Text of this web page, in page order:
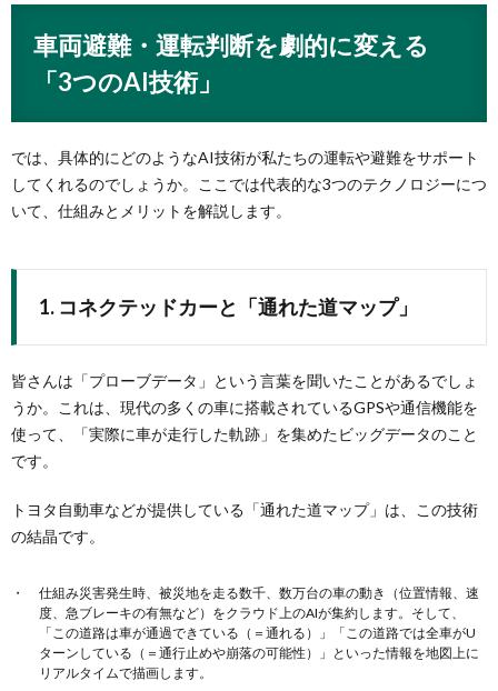
車両避難・運転判断を劇的に変える
「3つのAI技術」
では、具体的にどのようなAI技術が私たちの運転や避難をサポート
してくれるのでしょうか。ここでは代表的な3つのテクノロジーにつ
いて、仕組みとメリットを解説します。
1. コネクテッドカーと「通れた道マップ」
皆さんは「プローブデータ」という言葉を聞いたことがあるでしょ
うか。これは、現代の多くの車に搭載されているGPSや通信機能を
使って、「実際に車が走行した軌跡」を集めたビッグデータのこと
です。
トヨタ自動車などが提供している「通れた道マップ」は、この技術
の結晶です。
仕組み災害発生時、被災地を走る数千、数万台の車の動き（位置情報、速
度、急ブレーキの有無など）をクラウド上のAIが集約します。そして、
「この道路は車が通過できている（＝通れる）」「この道路では全車がU
ターンしている（＝通行止めや崩落の可能性）」といった情報を地図上に
リアルタイムで描画します。